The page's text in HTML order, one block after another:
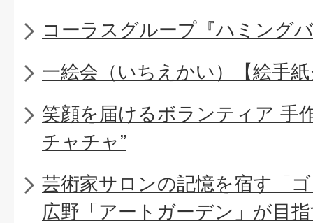
コーラスグループ『ハミング
一絵会（いちえかい）【絵手
笑顔を届けるボランティア 手
チャチャ”
芸術家サロンの記憶を宿す「
広野「アートガーデン」が目